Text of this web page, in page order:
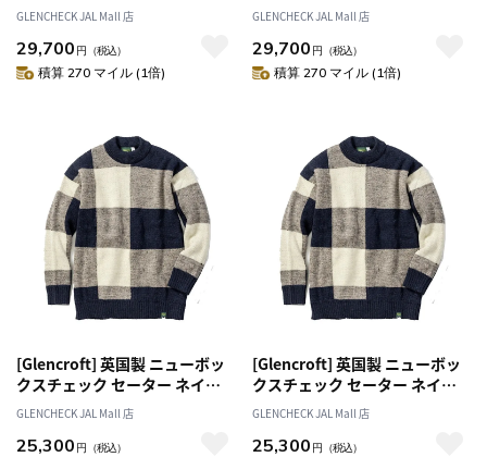
ー ネイビー M[オススメ対象]
GLENCHECK JAL Mall 店
29,700 円 （税込）
積算 270 マイル (1倍)
ー ネイビー L[オススメ対象]
GLENCHECK JAL Mall 店
29,700 円 （税込）
積算 270 マイル (1倍)
[Glencroft] 英国製 ニューボッ
クスチェック セーター ネイビ
ー M[オススメ対象]
GLENCHECK JAL Mall 店
25,300 円 （税込）
[Glencroft] 英国製 ニューボッ
クスチェック セーター ネイビ
ー L[オススメ対象]
GLENCHECK JAL Mall 店
25,300 円 （税込）